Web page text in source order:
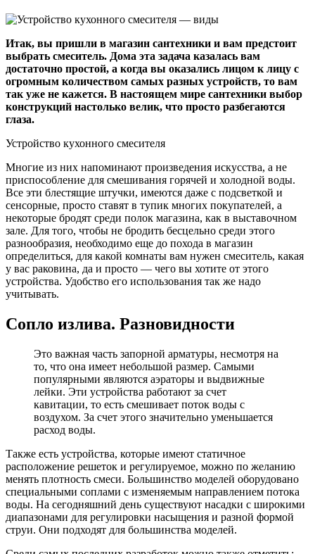
Итак, вы пришли в магазин сантехники и вам предстоит
выбрать смеситель. Дома эта задача казалась вам
достаточно простой, а когда вы оказались лицом к лицу с
огромным количеством самых разных устройств, то вам
так уже не кажется. В настоящем мире сантехники выбор
конструкций настолько велик, что просто разбегаются
глаза.
Устройство кухонного смесителя
Многие из них напоминают произведения искусства, а не
приспособление для смешивания горячей и холодной воды.
Все эти блестящие штучки, имеются даже с подсветкой и
сенсорные, просто ставят в тупик многих покупателей, а
некоторые бродят среди полок магазина, как в выставочном
зале. Для того, чтобы не бродить бесцельно среди этого
разнообразия, необходимо еще до похода в магазин
определиться, для какой комнаты вам нужен смеситель, какая
у вас раковина, да и просто — чего вы хотите от этого
устройства. Удобство его использования так же надо
учитывать.
Сопло излива. Разновидности
Это важная часть запорной арматуры, несмотря на
то, что она имеет небольшой размер. Самыми
популярными являются аэраторы и выдвижные
лейки. Эти устройства работают за счет
кавитации, то есть смешивает поток воды с
воздухом. За счет этого значительно уменьшается
расход воды.
Также есть устройства, которые имеют статичное
расположение решеток и регулируемое, можно по желанию
менять плотность смеси. Большинство моделей оборудовано
специальными соплами с изменяемым направлением потока
воды. На сегодняшний день существуют насадки с широкими
диапазонами для регулировки насыщения и разной формой
струи. Они подходят для большинства моделей.